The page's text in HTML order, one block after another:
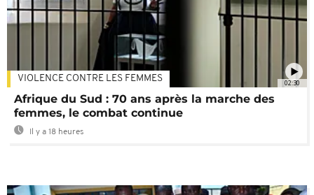
02:30
VIOLENCE CONTRE LES FEMMES
Afrique du Sud : 70 ans après la marche des
femmes, le combat continue
Il y a 18 heures